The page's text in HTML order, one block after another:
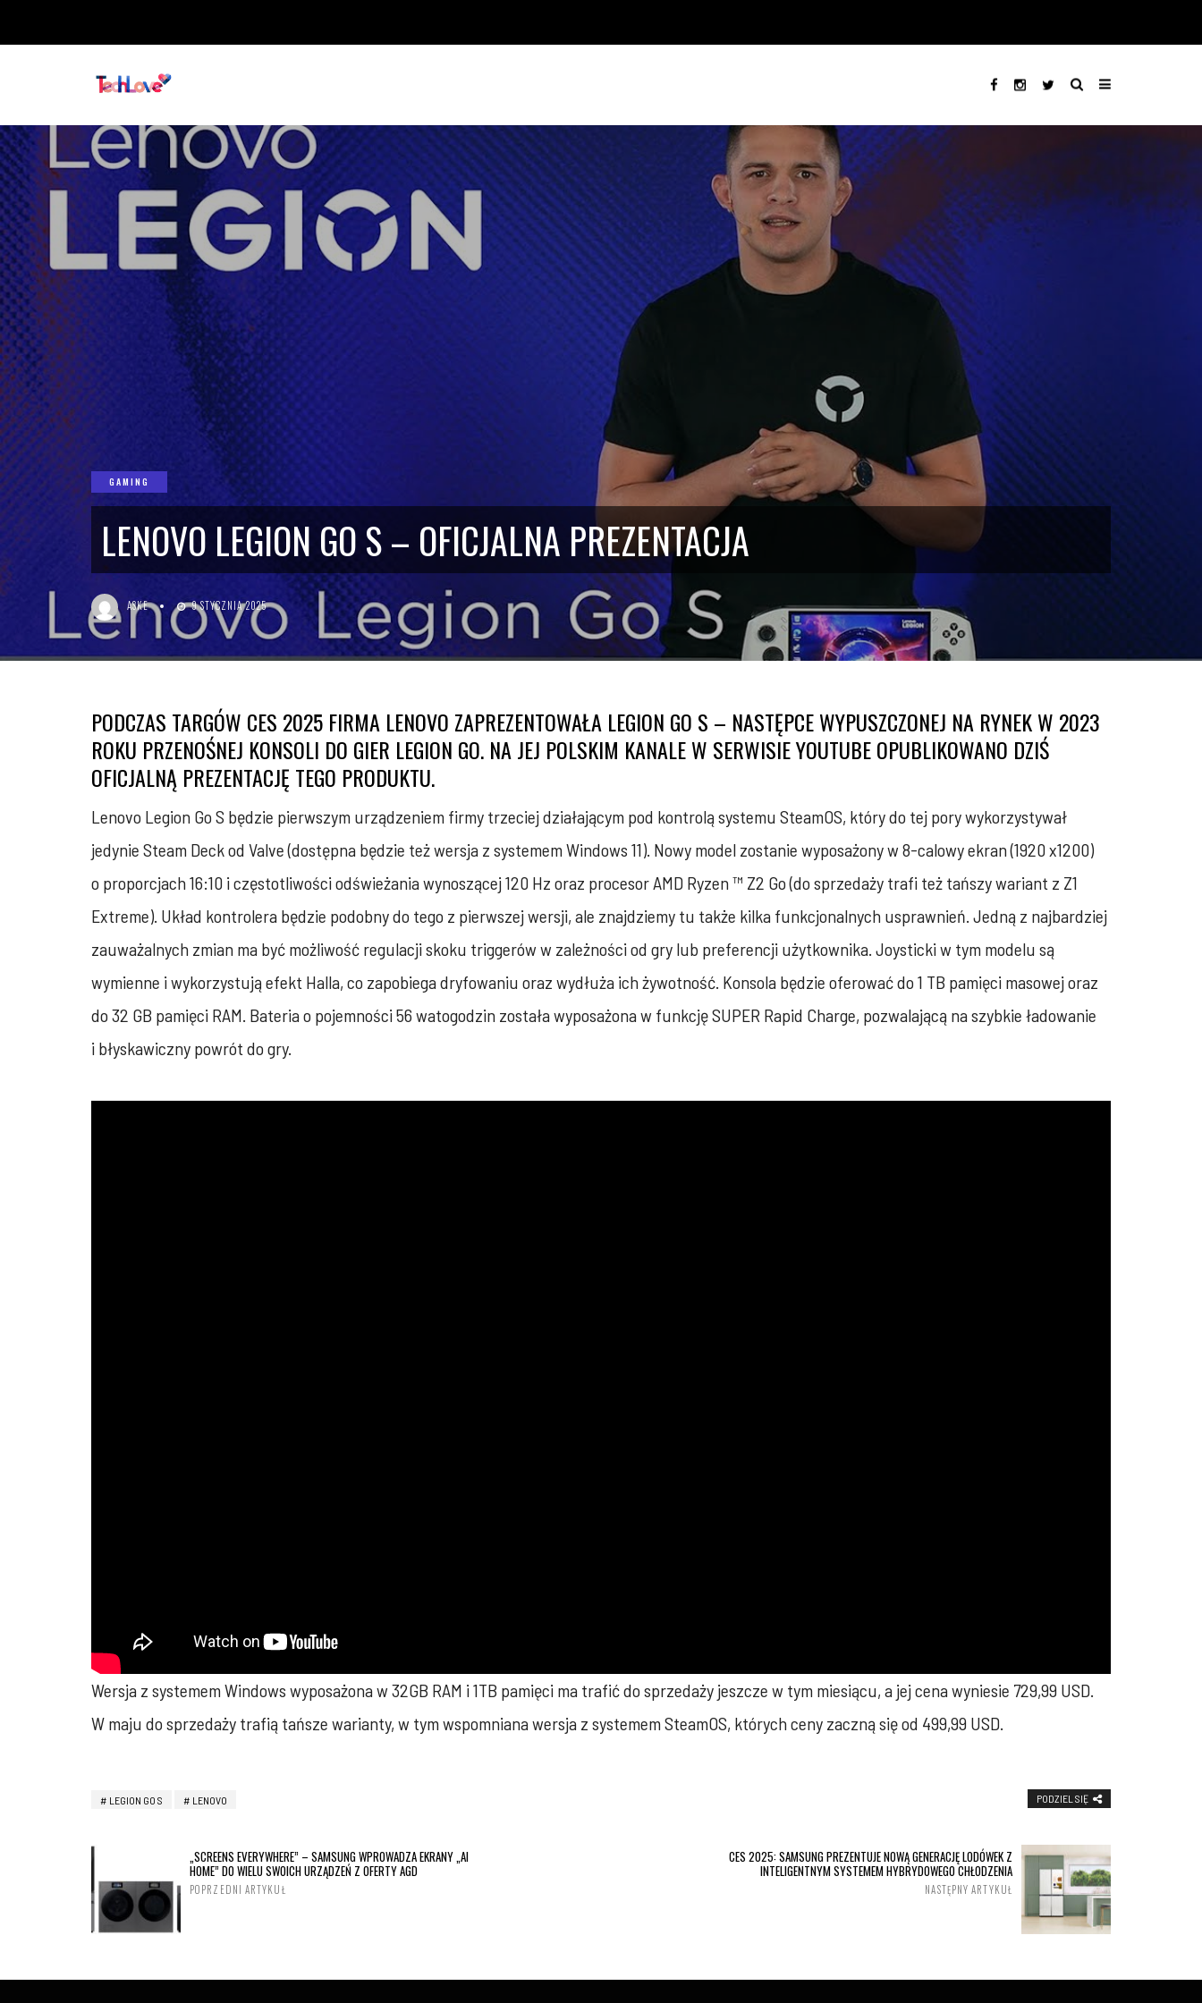
GAMING
LENOVO LEGION GO S – OFICJALNA PREZENTACJA
ASKE 9 STYCZNIA 2025
PODCZAS TARGÓW CES 2025 FIRMA LENOVO ZAPREZENTOWAŁA LEGION GO S – NASTĘPCE WYPUSZCZONEJ NA RYNEK W 2023
ROKU PRZENOŚNEJ KONSOLI DO GIER LEGION GO. NA JEJ POLSKIM KANALE W SERWISIE YOUTUBE OPUBLIKOWANO DZIŚ
OFICJALNĄ PREZENTACJĘ TEGO PRODUKTU.
Lenovo Legion Go S będzie pierwszym urządzeniem firmy trzeciej działającym pod kontrolą systemu SteamOS, który do tej pory wykorzystywał
jedynie Steam Deck od Valve (dostępna będzie też wersja z systemem Windows 11). Nowy model zostanie wyposażony w 8-calowy ekran (1920 x1200)
o proporcjach 16:10 i częstotliwości odświeżania wynoszącej 120 Hz oraz procesor AMD Ryzen ™ Z2 Go (do sprzedaży trafi też tańszy wariant z Z1
Extreme). Układ kontrolera będzie podobny do tego z pierwszej wersji, ale znajdziemy tu także kilka funkcjonalnych usprawnień. Jedną z najbardziej
zauważalnych zmian ma być możliwość regulacji skoku triggerów w zależności od gry lub preferencji użytkownika. Joysticki w tym modelu są
wymienne i wykorzystują efekt Halla, co zapobiega dryfowaniu oraz wydłuża ich żywotność. Konsola będzie oferować do 1 TB pamięci masowej oraz
do 32 GB pamięci RAM. Bateria o pojemności 56 watogodzin została wyposażona w funkcję SUPER Rapid Charge, pozwalającą na szybkie ładowanie
i błyskawiczny powrót do gry.
Wersja z systemem Windows wyposażona w 32GB RAM i 1TB pamięci ma trafić do sprzedaży jeszcze w tym miesiącu, a jej cena wyniesie 729,99 USD.
W maju do sprzedaży trafią tańsze warianty, w tym wspomniana wersja z systemem SteamOS, których ceny zaczną się od 499,99 USD.
LEGION GO S LENOVO PODZIEL SIĘ
„SCREENS EVERYWHERE” – SAMSUNG WPROWADZA EKRANY „AI
HOME” DO WIELU SWOICH URZĄDZEŃ Z OFERTY AGD
POPRZEDNI ARTYKUŁ
CES 2025: SAMSUNG PREZENTUJE NOWĄ GENERACJĘ LODÓWEK Z
INTELIGENTNYM SYSTEMEM HYBRYDOWEGO CHŁODZENIA
NASTĘPNY ARTYKUŁ